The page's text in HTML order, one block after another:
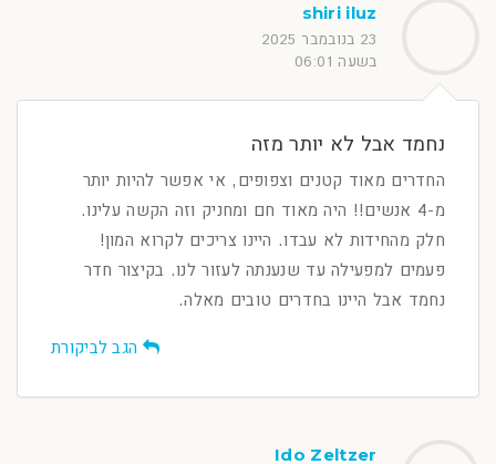
shiri iluz
23 בנובמבר 2025
בשעה 06:01
נחמד אבל לא יותר מזה
החדרים מאוד קטנים וצפופים, אי אפשר להיות יותר
מ-4 אנשים!! היה מאוד חם ומחניק וזה הקשה עלינו.
חלק מהחידות לא עבדו. היינו צריכים לקרוא המון!
פעמים למפעילה עד שנענתה לעזור לנו. בקיצור חדר
נחמד אבל היינו בחדרים טובים מאלה.
הגב לביקורת
Ido Zeltzer